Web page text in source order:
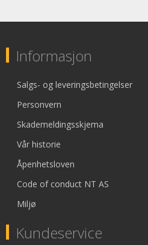
Informasjon
Salgs- og leveringsbetingelser
Personvern
Skademeldingsskjema
Vår historie
Åpenhetsloven
Code of conduct NT AS
Miljø
Kundeservice